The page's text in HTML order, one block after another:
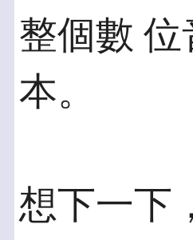
整個數
本。
想下一下